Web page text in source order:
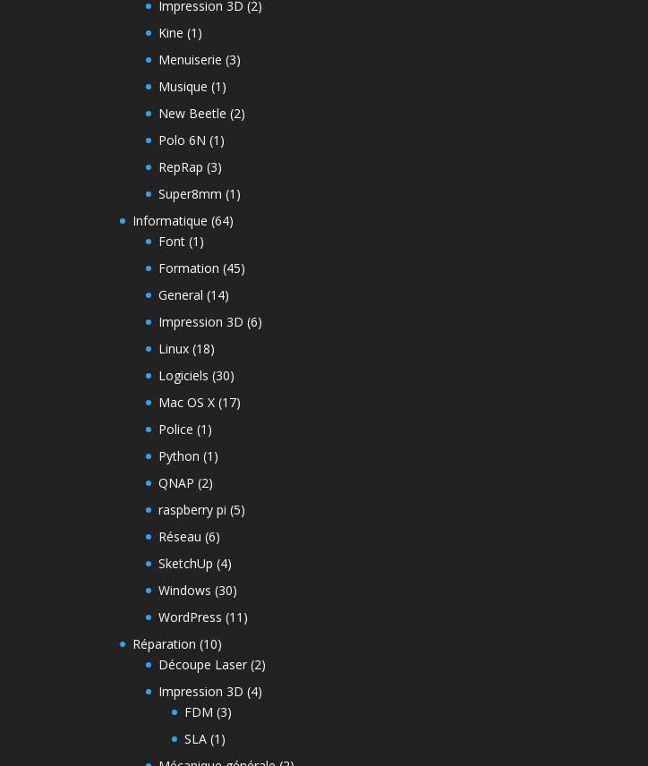
Impression 3D (2)
Kine (1)
Menuiserie (3)
Musique (1)
New Beetle (2)
Polo 6N (1)
RepRap (3)
Super8mm (1)
Informatique (64)
Font (1)
Formation (45)
General (14)
Impression 3D (6)
Linux (18)
Logiciels (30)
Mac OS X (17)
Police (1)
Python (1)
QNAP (2)
raspberry pi (5)
Réseau (6)
SketchUp (4)
Windows (30)
WordPress (11)
Réparation (10)
Découpe Laser (2)
Impression 3D (4)
FDM (3)
SLA (1)